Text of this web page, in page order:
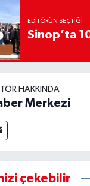
EDITÖRÜN SEÇTIĞI
Sinop’ta
HAKKINDA
Merkezi
çekebilir